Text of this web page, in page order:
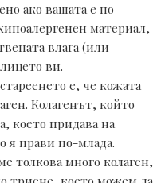
ако вашата е по-
материал,
влага (или
ви.
е, че кожата
Колагенът, който
което придава на
я прави по-млада.
толкова много колаген,